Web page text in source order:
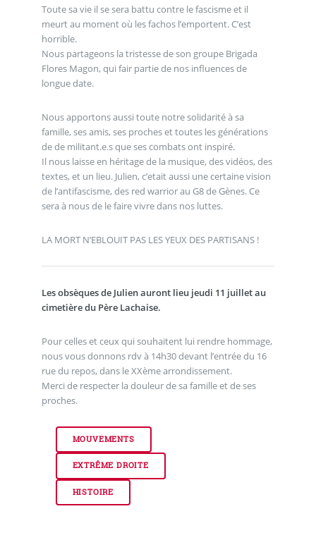
Toute sa vie il se sera battu contre le fascisme et il
meurt au moment où les fachos l’emportent. C’est
horrible.
Nous partageons la tristesse de son groupe Brigada
Flores Magon, qui fair partie de nos influences de
longue date.
Nous apportons aussi toute notre solidarité à sa
famille, ses amis, ses proches et toutes les générations
de de militant.e.s que ses combats ont inspiré.
Il nous laisse en héritage de la musique, des vidéos, des
textes, et un lieu. Julien, c’etait aussi une certaine vision
de l’antifascisme, des red warrior au G8 de Gènes. Ce
sera à nous de le faire vivre dans nos luttes.
LA MORT N’EBLOUIT PAS LES YEUX DES PARTISANS !
Les obsèques de Julien auront lieu jeudi 11 juillet au
cimetière du Père Lachaise.
Pour celles et ceux qui souhaitent lui rendre hommage,
nous vous donnons rdv à 14h30 devant l’entrée du 16
rue du repos, dans le XXème arrondissement.
Merci de respecter la douleur de sa famille et de ses
proches.
MOUVEMENTS
EXTRÊME DROITE
HISTOIRE